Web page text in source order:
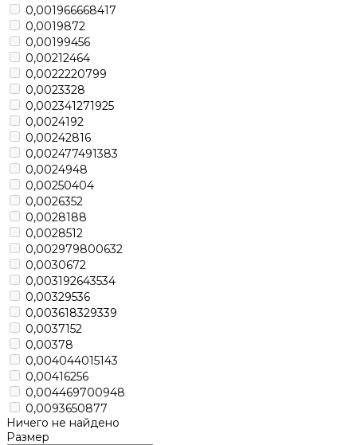
0,001966668417
0,0019872
0,00199456
0,00212464
0,0022220799
0,0023328
0,002341271925
0,0024192
0,00242816
0,002477491383
0,0024948
0,00250404
0,0026352
0,0028188
0,0028512
0,002979800632
0,0030672
0,003192643534
0,00329536
0,003618329339
0,0037152
0,00378
0,004044015143
0,00416256
0,004469700948
0,0093650877
Ничего не найдено
Размер